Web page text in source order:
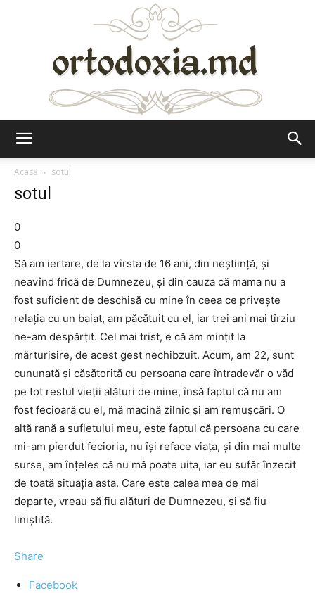
Acasă
sotul
sotul
0
0
Să am iertare, de la vîrsta de 16 ani, din neștiință, și
neavînd frică de Dumnezeu, și din cauza că mama nu a
fost suficient de deschisă cu mine în ceea ce privește
relația cu un baiat, am păcătuit cu el, iar trei ani mai tîrziu
ne-am despărțit. Cel mai trist, e că am mințit la
mărturisire, de acest gest nechibzuit. Acum, am 22, sunt
cununată și căsătorită cu persoana care întradevăr o văd
pe tot restul vieții alături de mine, însă faptul că nu am
fost fecioară cu el, mă macină zilnic și am remușcări. O
altă rană a sufletului meu, este faptul că persoana cu care
mi-am pierdut fecioria, nu își reface viața, și din mai multe
surse, am înțeles că nu mă poate uita, iar eu sufăr înzecit
de toată situația asta. Care este calea mea de mai
departe, vreau să fiu alături de Dumnezeu, și să fiu
liniștită.
Share
Facebook